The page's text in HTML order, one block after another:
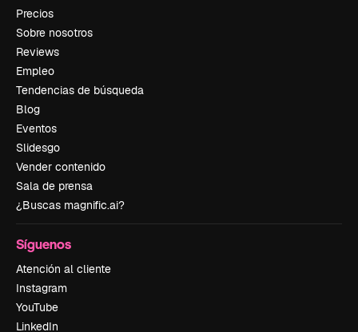
Precios
Sobre nosotros
Reviews
Empleo
Tendencias de búsqueda
Blog
Eventos
Slidesgo
Vender contenido
Sala de prensa
¿Buscas magnific.ai?
Síguenos
Atención al cliente
Instagram
YouTube
LinkedIn